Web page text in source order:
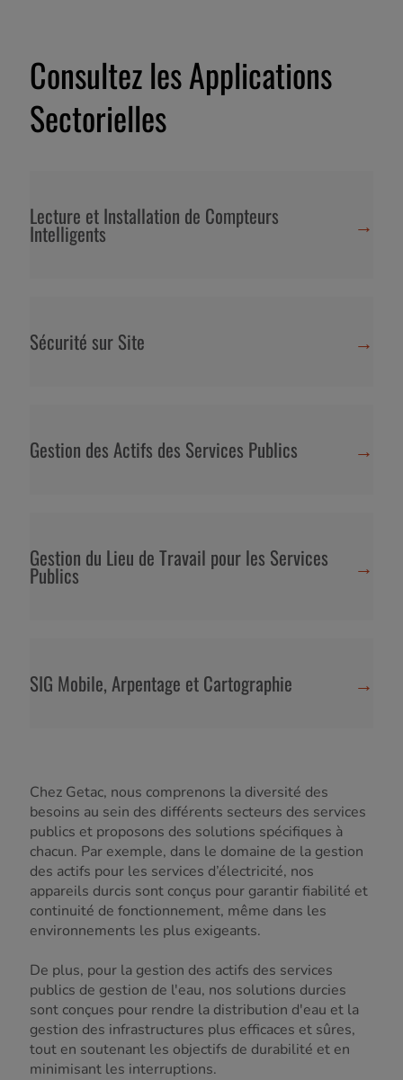
Consultez les Applications
Sectorielles
Lecture et Installation de Compteurs
Intelligents →
Sécurité sur Site →
Gestion des Actifs des Services Publics →
Gestion du Lieu de Travail pour les Services
Publics →
SIG Mobile, Arpentage et Cartographie →
Chez Getac, nous comprenons la diversité des
besoins au sein des différents secteurs des services
publics et proposons des solutions spécifiques à
chacun. Par exemple, dans le domaine de la gestion
des actifs pour les services d’électricité, nos
appareils durcis sont conçus pour garantir fiabilité et
continuité de fonctionnement, même dans les
environnements les plus exigeants.
De plus, pour la gestion des actifs des services
publics de gestion de l'eau, nos solutions durcies
sont conçues pour rendre la distribution d'eau et la
gestion des infrastructures plus efficaces et sûres,
tout en soutenant les objectifs de durabilité et en
minimisant les interruptions.